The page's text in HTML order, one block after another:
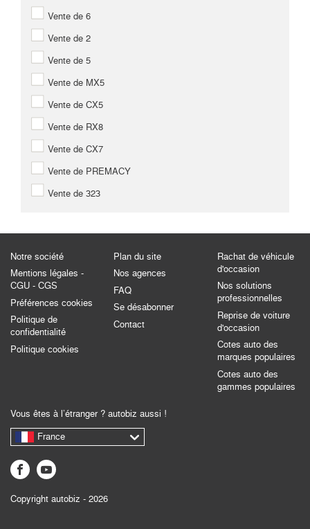
Vente de 6
Vente de 2
Vente de 5
Vente de MX5
Vente de CX5
Vente de RX8
Vente de CX7
Vente de PREMACY
Vente de 323
Notre société
Mentions légales -
CGU - CGS
Préférences cookies
Politique de
confidentialité
Politique cookies
Plan du site
Nos agences
FAQ
Se désabonner
Contact
Rachat de véhicule
d'occasion
Nos solutions
professionnelles
Reprise de voiture
d'occasion
Cotes auto des
marques populaires
Cotes auto des
gammes populaires
Vous êtes à l’étranger ? autobiz aussi !
France
Copyright autobiz - 2026